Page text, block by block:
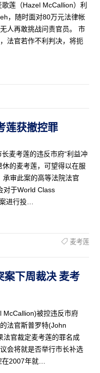
莲（Hazel McCallion）利
，随时面对80万元法律帐
人再敢挑战问责官员。 市
法官若作不利判决，将扼
莲获撤控罪
麦考莲的违反市府“利益冲
的麦考莲，可望得以在服
审此案的高等法院法官
对于World Class
进行投…
麦考莲
案下周裁决 麦考
McCallion)被控违反市府
法官斯普罗特(John
法官裁定麦考莲的罪名成
会将就是否举行市长补选
2007年就…